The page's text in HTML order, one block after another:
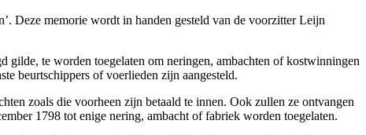
Deze memorie wordt in handen gesteld van de voorzitter Leijn
gilde, te worden toegelaten om neringen, ambachten of kostwinningen
beurtschippers of voerlieden zijn aangesteld.
zoals die voorheen zijn betaald te innen. Ook zullen ze ontvangen
1798 tot enige nering, ambacht of fabriek worden toegelaten.